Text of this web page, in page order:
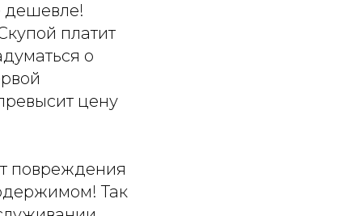
дешевле!
платит
о
цену
повреждения
Так